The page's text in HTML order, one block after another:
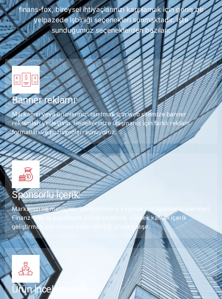
finans-fox, bireysel ihtiyaçlarınızı karşılamak için geniş bir
yelpazede işbirliği seçenekleri sunmaktadır. İşte
sunduğumuz seçeneklerden bazıları:
Banner reklamı:
Markanızı veya ürünlerinizi tanıtmak için web sitemize banner
reklamları yerleştirin. Hedeflerinize ulaşmanız için farklı reklam
formatları ve pozisyonları sunuyoruz.
Sponsorlu İçerik:
Markanızı ve mesajınızı geniş kitlelere yaymak için sponsorlu içerikleri
Finanz-Fox'ta yayınlayın. Editör ekibimiz, yüksek kaliteli içerik
geliştirmek için sizinle yakın işbirliği içinde çalışır.
Ürün İncelemeleri: